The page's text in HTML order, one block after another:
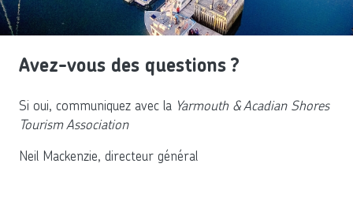
Avez-vous des questions ?
Si oui, communiquez avec la Yarmouth & Acadian Shores
Tourism Association
Neil Mackenzie, directeur général